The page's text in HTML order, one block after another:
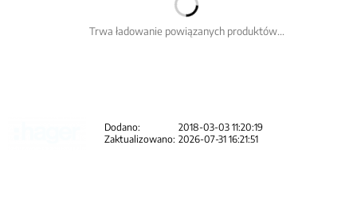
Trwa ładowanie powiązanych produktów...
Dodano:
2018-03-03 11:20:19
Zaktualizowano: 2026-07-31 16:21:51